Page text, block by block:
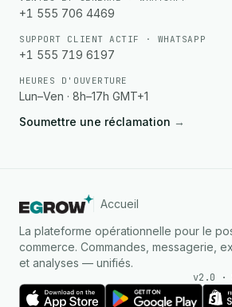
+1 555 706 4469
SUPPORT CLIENT ACTIF · WHATSAPP
+1 555 719 6197
HEURES D'OUVERTURE
Lun–Ven · 8h–17h GMT+1
Soumettre une réclamation →
Accueil
La plateforme opérationnelle pour le
commerce. Commandes, messagerie,
et analyses — unifiés.
v2.0 ·